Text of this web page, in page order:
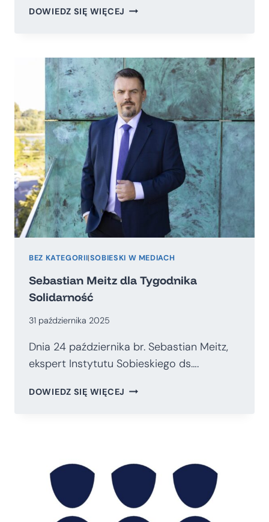
DOWIEDZ SIĘ WIĘCEJ REDEFINICJA
ZJEDNOCZONYCH
W
EUROPIE:
KONSEKWENCJE
DLA
WSCHODNIEJ
FLANKI
NATO
BEZ KATEGORII|SOBIESKI W MEDIACH
Sebastian Meitz dla Tygodnika
Solidarność
31 października 2025
Dnia 24 października br. Sebastian Meitz,
ekspert Instytutu Sobieskiego ds….
DOWIEDZ SIĘ WIĘCEJ SEBASTIAN